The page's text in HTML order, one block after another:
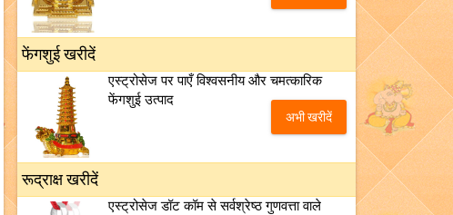
फेंगशुई खरीदें
एस्ट्रोसेज पर पाएँ विश्वसनीय और चमत्कारिक
फेंगशुई उत्पाद
अभी खरीदें
रूद्राक्ष खरीदें
एस्ट्रोसेज डॉट कॉम से सर्वश्रेष्ठ गुणवत्ता वाले